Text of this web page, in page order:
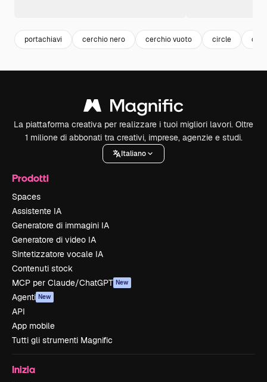
portachiavi cerchio nero cerchio vuoto circle
La piattaforma creativa per realizzare i tuoi migliori lavori. Oltre
1 milione di abbonati tra creativi, imprese, agenzie e studi.
Italiano
Prodotti
Spaces
Assistente IA
Generatore di immagini IA
Generatore di video IA
Sintetizzatore vocale IA
Contenuti stock
MCP per Claude/ChatGPT New
Agenti New
API
App mobile
Tutti gli strumenti Magnific
Inizia